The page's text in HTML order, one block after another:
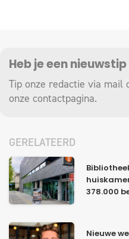
Heb je een
Tip onze redactie via mail
onze contactpagina.
GERELATEERD
378.000
Nieuwe